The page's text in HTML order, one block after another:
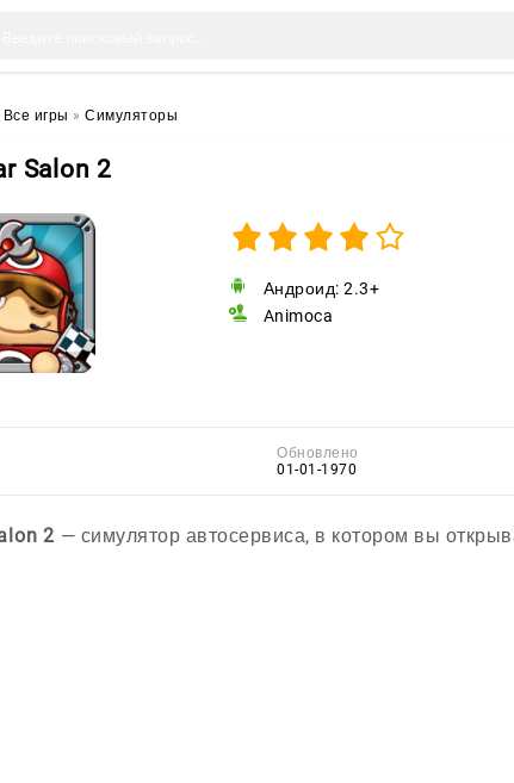
Все игры » Симуляторы
Salon 2
Андроид: 2.3+
Animoca
Обновлено
01-01-1970
2 — симулятор автосервиса, в котором вы